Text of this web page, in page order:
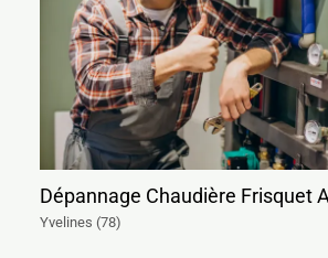
Dépannage Chaudière Frisquet
Yvelines (78)